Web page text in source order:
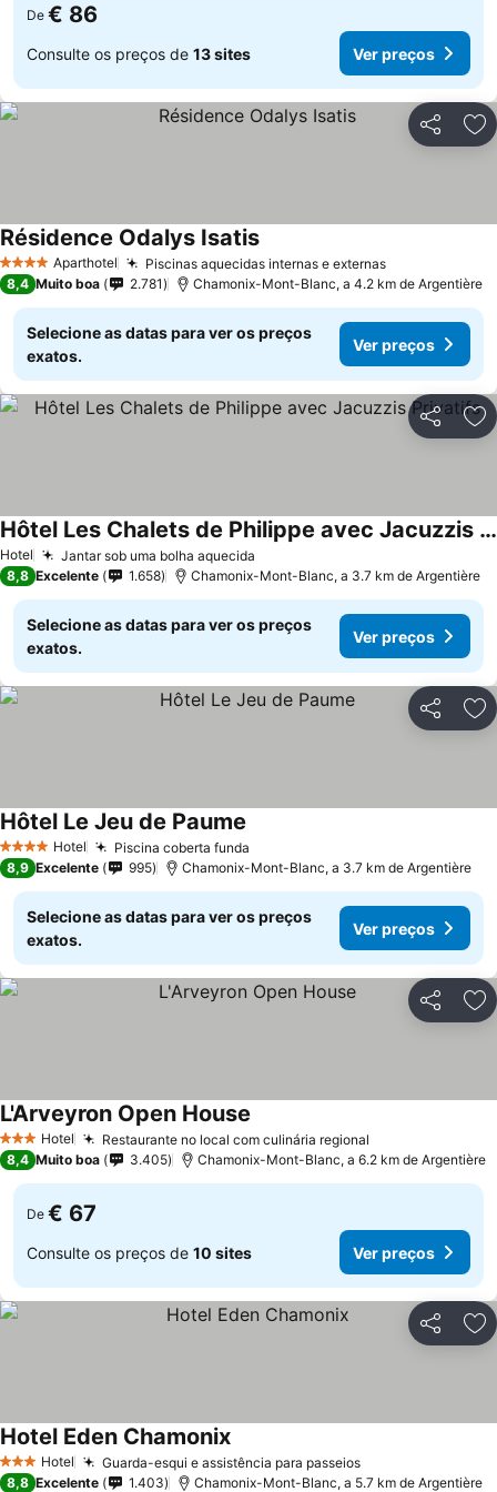
De € 86
Consulte os preços de 13 sites Ver preços
Partilhar
4 EstrelasAparthotel Piscinas aquecidas internas e externas
Résidence Odalys Isatis
8,4 Muito boa 2.781 Chamonix-Mont-Blanc, a 4.2 km de Argentière
Selecione as datas para ver os preços
exatos.
Ver preços
Partilhar
Hotel Jantar sob uma bolha aquecida
Hôtel Les Chalets de Philippe avec Jacuzzis Privatifs
8,8 Excelente 1.658 Chamonix-Mont-Blanc, a 3.7 km de Argentière
Selecione as datas para ver os preços
exatos.
Ver preços
Partilhar
4 EstrelasHotel Piscina coberta funda
Hôtel Le Jeu de Paume
8,9 Excelente 995 Chamonix-Mont-Blanc, a 3.7 km de Argentière
Selecione as datas para ver os preços
exatos.
Ver preços
Partilhar
3 EstrelasHotel Restaurante no local com culinária regional
L'Arveyron Open House
8,4 Muito boa 3.405 Chamonix-Mont-Blanc, a 6.2 km de Argentière
De € 67
Consulte os preços de 10 sites Ver preços
Partilhar
3 EstrelasHotel Guarda-esqui e assistência para passeios
Hotel Eden Chamonix
8,8 Excelente 1.403 Chamonix-Mont-Blanc, a 5.7 km de Argentière